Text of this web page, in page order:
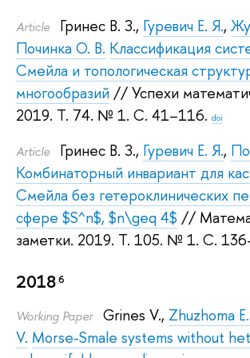
Article Гринес В. З., Гуревич Е. Я.,
Починка О. В. Классификация
Смейла и топологическая
многообразий // Успехи
2019. Т. 74. № 1. С. 41–116. doi
Article Гринес В. З., Гуревич Е. Я.,
Комбинаторный инвариант для
Смейла без гетероклинических
сфере $S^n$, $n\geq 4$ //
заметки. 2019. Т. 105. № 1. С.
20186
Working Paper Grines V., Zhuzhoma
V. Morse-Smale systems without